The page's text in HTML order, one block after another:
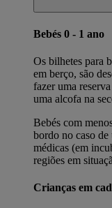
Bebés 0 - 1 ano
Os bilhetes para
em berço, são
fazer uma
uma alcofa na
Bebés com
bordo no caso de
médicas (em
regiões em
Crianças em